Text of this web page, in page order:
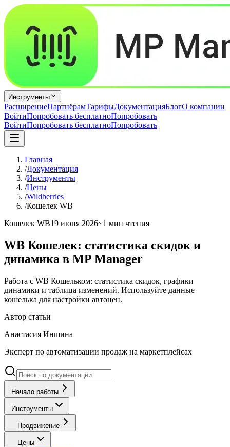
Инструменты
РасширениеПартнёрамТарифыДокументацияБлогО компании
ВойтиПопробовать бесплатноПопробовать
ВойтиПопробовать бесплатноПопробовать
Главная
/Документация
/Инструменты
/Цены
/Wildberries
/Кошелек WB
Кошелек WB19 июня 2026~1 мин чтения
WB Кошелек: статистика скидок и
динамика в MP Manager
Работа с WB Кошельком: статистика скидок, графики
динамики и таблица изменений. Используйте данные
кошелька для настройки автоцен.
Автор статьи
Анастасия Иншина
Эксперт по автоматизации продаж на маркетплейсах
Начало работы
Инструменты
Продвижение
Цены